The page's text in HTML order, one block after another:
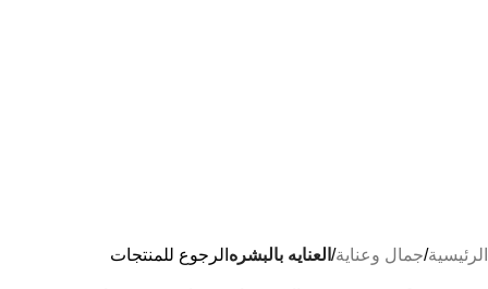
الرئيسية جمال وعناية العنايه بالبشره الرجوع للمنتجات